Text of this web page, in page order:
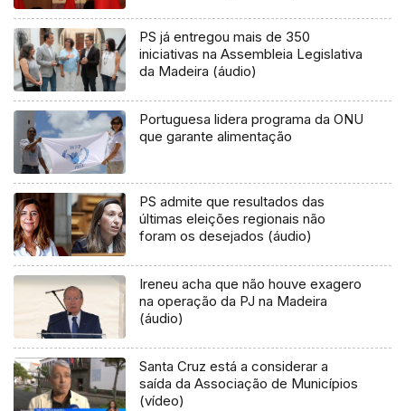
PS já entregou mais de 350
iniciativas na Assembleia Legislativa
da Madeira (áudio)
Portuguesa lidera programa da ONU
que garante alimentação
PS admite que resultados das
últimas eleições regionais não
foram os desejados (áudio)
Ireneu acha que não houve exagero
na operação da PJ na Madeira
(áudio)
Santa Cruz está a considerar a
saída da Associação de Municípios
(vídeo)